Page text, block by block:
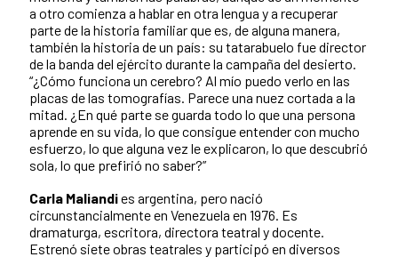
a otro comienza a hablar en otra lengua y a recuperar
parte de la historia familiar que es, de alguna manera,
también la historia de un país: su tatarabuelo fue director
de la banda del ejército durante la campaña del desierto.
“¿Cómo funciona un cerebro? Al mío puedo verlo en las
placas de las tomografías. Parece una nuez cortada a la
mitad. ¿En qué parte se guarda todo lo que una persona
aprende en su vida, lo que consigue entender con mucho
esfuerzo, lo que alguna vez le explicaron, lo que descubrió
sola, lo que prefirió no saber?”
Carla Maliandies argentina, pero nació
circunstancialmente en Venezuela en 1976. Es
dramaturga, escritora, directora teatral y docente.
Estrenó siete obras teatrales y participó en diversos